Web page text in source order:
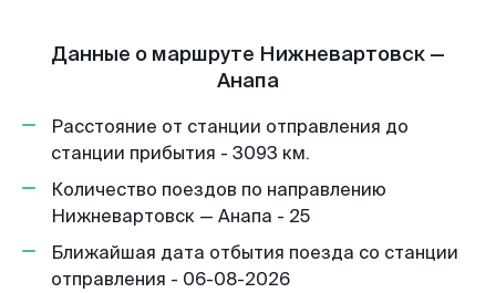
Данные о маршруте Нижневартовск —
Анапа
Расстояние от станции отправления до
станции прибытия - 3093 км.
Количество поездов по направлению
Нижневартовск — Анапа - 25
Ближайшая дата отбытия поезда со станции
отправления - 06-08-2026